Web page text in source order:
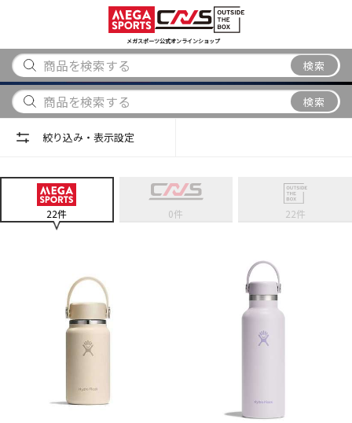
メガスポーツ公式オンラインショップ
検索
アウトドア
から探す
ブランド
から探す
検索
絞り込み・表示設定
22件 0件 22件